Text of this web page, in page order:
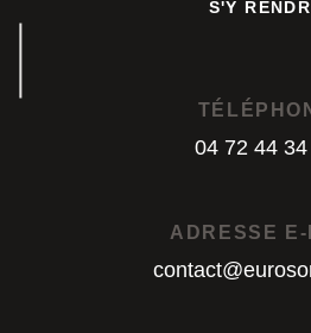
S'Y
04 72 44
ADRESSE E-